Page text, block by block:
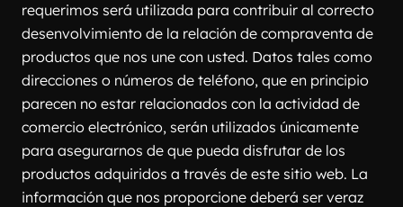
requerimos será utilizada para contribuir al correcto
desenvolvimiento de la relación de compraventa de
productos que nos une con usted. Datos tales como
direcciones o números de teléfono, que en principio
parecen no estar relacionados con la actividad de
comercio electrónico, serán utilizados únicamente
para asegurarnos de que pueda disfrutar de los
productos adquiridos a través de este sitio web. La
información que nos proporcione deberá ser veraz